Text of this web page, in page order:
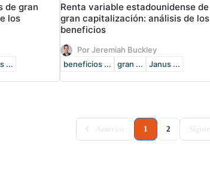
de gran
los
...
Renta variable estadounidense de
gran capitalización: análisis de los
beneficios
Por Jeremiah Buckley
beneficios ...
gran ... Janus ...
1 (current)
2